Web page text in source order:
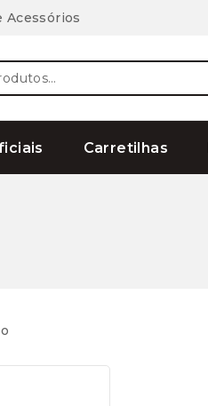
Acessórios
Carretilhas